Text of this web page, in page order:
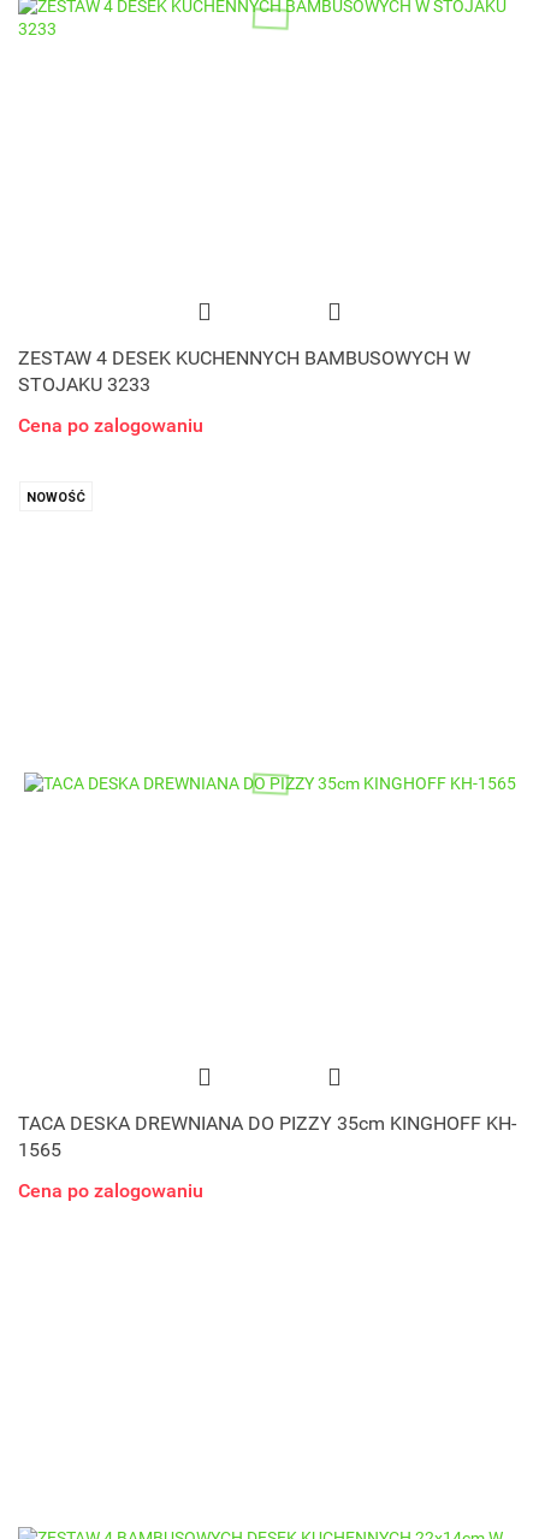
ZESTAW 4 DESEK KUCHENNYCH BAMBUSOWYCH W
STOJAKU 3233
Cena po zalogowaniu
NOWOŚĆ
TACA DESKA DREWNIANA DO PIZZY 35cm KINGHOFF KH-
1565
Cena po zalogowaniu